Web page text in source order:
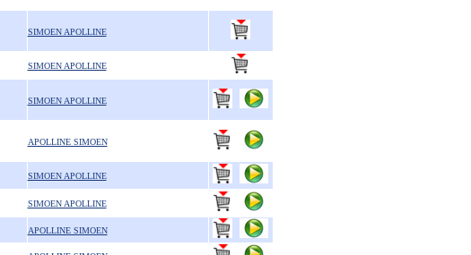
SIMOEN APOLLINE
SIMOEN APOLLINE
SIMOEN APOLLINE
APOLLINE SIMOEN
SIMOEN APOLLINE
SIMOEN APOLLINE
APOLLINE SIMOEN